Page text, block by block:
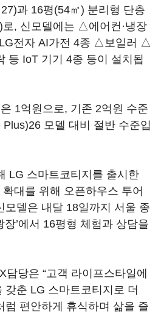
과 16평(54㎡) 분리형 단층
, 신모델에는 △에어컨·냉장
LG전자 AI가전 4종 △보일러 △
등 IoT 기기 4종 등이 설치됩
1억원으로, 기존 2억원 수준
모델 대비 절반 수준입
LG 스마트코티지를 출시한
대를 위해 오픈하우스 투어
모델은 내달 18일까지 서울 종
장’에서 16평형 체험과 상담을
당은 “고객 라이프스타일에
갖춘 LG 스마트코티지로 더
럼 편안하게 휴식하며 삶을 즐